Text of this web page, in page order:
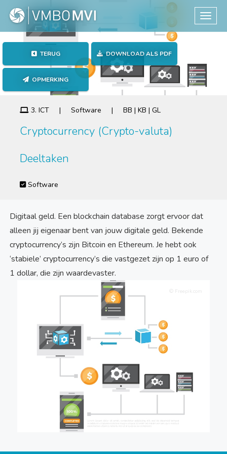
TERUG DOWNLOAD ALS PDF
OPMERKING
3. ICT | Software | BB | KB | GL
Cryptocurrency (Crypto-valuta)
Deeltaken
Software
Digitaal geld. Een blockchain database zorgt ervoor dat
alleen jij eigenaar bent van jouw digitale geld. Bekende
cryptocurrency’s zijn Bitcoin en Ethereum. Je hebt ook
‘stabiele’ cryptocurrency’s die vastgezet zijn op 1 euro of
1 dollar, die zijn waardevaster.
© Freepik.com